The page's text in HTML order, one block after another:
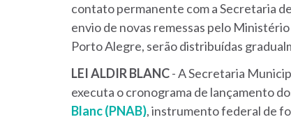
contato permanente com a Secretaria
envio de novas remessas pelo
Porto Alegre, serão distribuídas
LEI ALDIR BLANC- A Secretaria
executa o cronograma de lançamento
Blanc (PNAB), instrumento federal de